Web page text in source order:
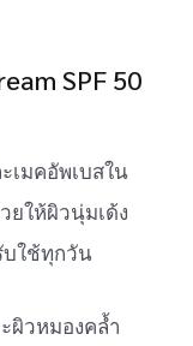
SPF 50
เมคอัพเบสใน
ยให้ผิวนุ่มเด้ง
บใช้ทุกวัน
ผิวหมองคล้ำ